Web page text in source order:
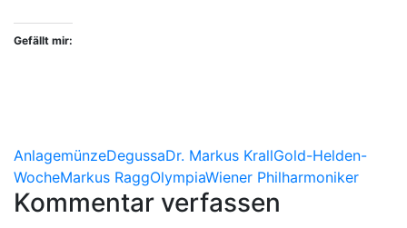
Gefällt mir:
AnlagemünzeDegussaDr. Markus KrallGold-Helden-
WocheMarkus RaggOlympiaWiener Philharmoniker
Kommentar verfassen